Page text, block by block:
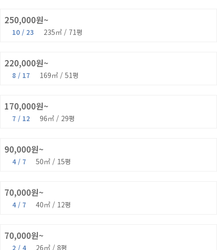
250,000원~
10 / 23 235㎡ / 71평
220,000원~
8 / 17 169㎡ / 51평
170,000원~
7 / 12 96㎡ / 29평
90,000원~
4 / 7 50㎡ / 15평
70,000원~
4 / 7 40㎡ / 12평
70,000원~
2 / 4 26㎡ / 8평